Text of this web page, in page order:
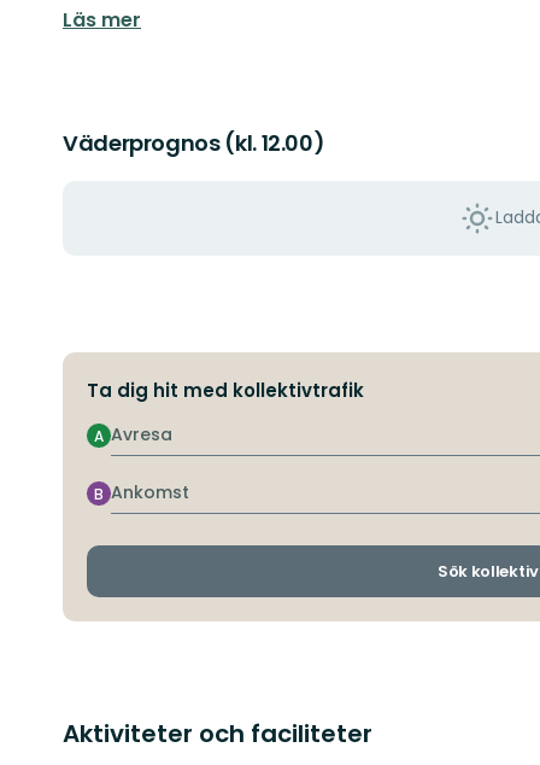
Läs mer
Väderprognos (kl. 12.00)
Ta dig hit med kollektivtrafik
Avresa
A
Ankomst
B
Sök
Aktiviteter och faciliteter